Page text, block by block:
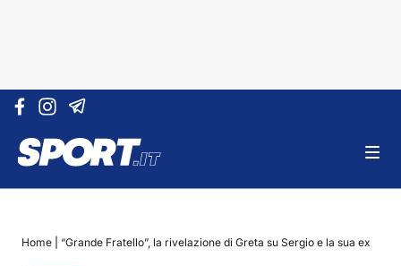
Vai al contenuto
Home “Grande Fratello”, la rivelazione di Greta su Sergio e la sua ex